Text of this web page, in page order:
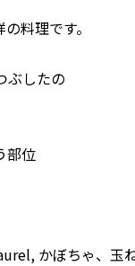
料理です。
ぶしたの
部位
かぼちゃ、玉